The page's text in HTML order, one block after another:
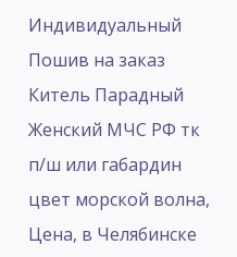
Индивидуальный
Пошив на заказ
Китель Парадный
Женский МЧС РФ тк
п/ш или габардин
цвет морской волна,
Цена, в Челябинске